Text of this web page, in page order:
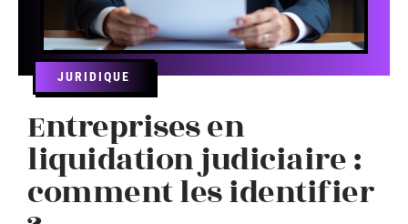
JURIDIQUE
Entreprises en
liquidation judiciaire :
comment les identifier